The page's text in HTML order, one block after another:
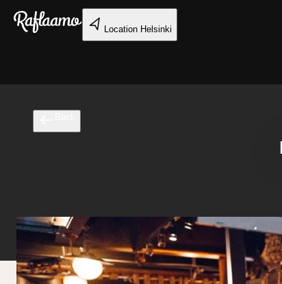
Skip to main content
Location Helsinki